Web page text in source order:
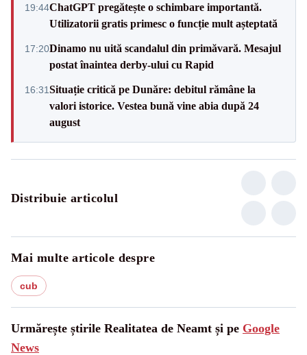
19:44ChatGPT pregătește o schimbare importantă.
Utilizatorii gratis primesc o funcție mult așteptată
17:20Dinamo nu uită scandalul din primăvară. Mesajul
postat înaintea derby-ului cu Rapid
16:31Situație critică pe Dunăre: debitul rămâne la
valori istorice. Vestea bună vine abia după 24
august
Distribuie articolul
Mai multe articole despre
cub
Urmărește știrile Realitatea de Neamt și pe Google
News